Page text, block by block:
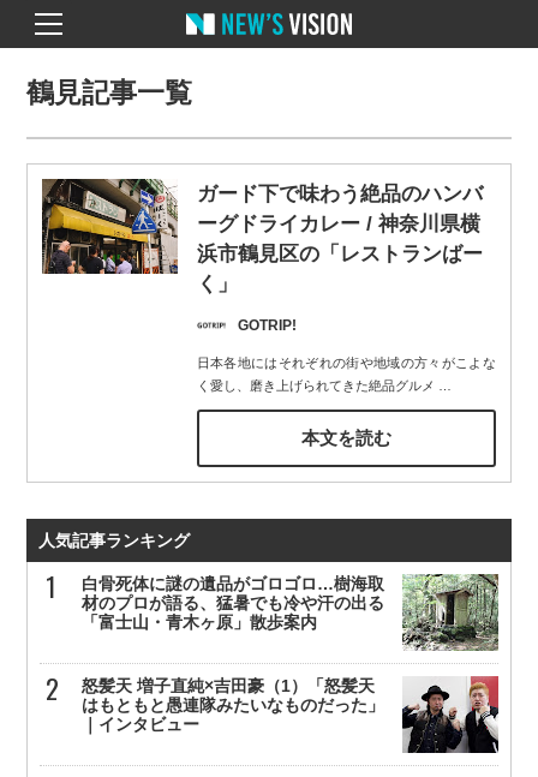
鶴見記事一覧
ガード下で味わう絶品のハンバ
ーグドライカレー / 神奈川県横
浜市鶴見区の「レストランばー
く」
GOTRIP!
日本各地にはそれぞれの街や地域の方々がこよな
く愛し、磨き上げられてきた絶品グルメ
本文を読む
人気記事ランキング
白骨死体に謎の遺品がゴロゴロ…樹海取
材のプロが語る、猛暑でも冷や汗の出る
「富士山・青木ヶ原」散歩案内
怒髪天 増子直純×吉田豪（1）「怒髪天
はもともと愚連隊みたいなものだった」
｜インタビュー